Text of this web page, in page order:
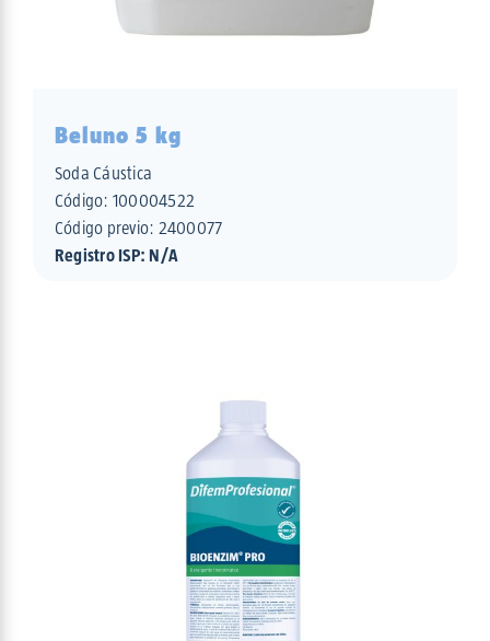
Beluno 5 kg
Soda Cáustica
Código: 100004522
Código previo: 2400077
Registro ISP: N/A